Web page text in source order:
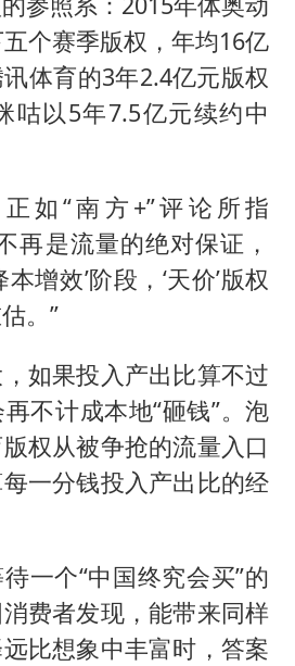
个赛季版权，年均16亿
体育的3年2.4亿元版权
咕以5年7.5亿元续约中
如“南方+”评论所指
再是流量的绝对保证，
增效’阶段，‘天价’版权
。”
如果投入产出比算不过
不计成本地“砸钱”。泡
权从被争抢的流量入口
一分钱投入产出比的经
一个“中国终究会买”的
费者发现，能带来同样
比想象中丰富时，答案